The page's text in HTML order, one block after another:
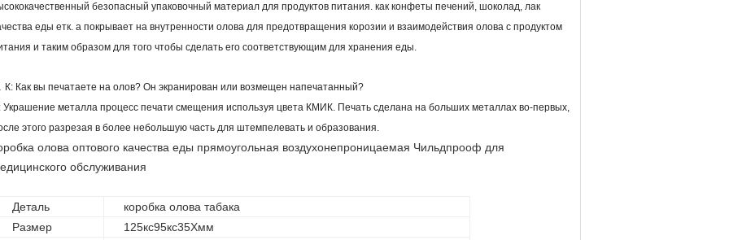
безопасный упаковочный материал для продуктов питания. как конфеты печений, шоколад, лак
еды етк. а покрывает на внутренности олова для предотвращения корозии и взаимодействия олова с продуктом
и таким образом для того чтобы сделать его соответствующим для хранения еды.
К: Как вы печатаете на олов? Он экранирован или возмещен напечатанный?
Украшение металла процесс печати смещения используя цвета КМИК. Печать сделана на больших металлах во-первых,
этого разрезая в более небольшую часть для штемпелевать и образования.
олова оптового качества еды прямоугольная воздухонепроницаемая Чильдпрооф для
обслуживания
Деталь
коробка олова табака
Размер
125кс95кс35Хмм